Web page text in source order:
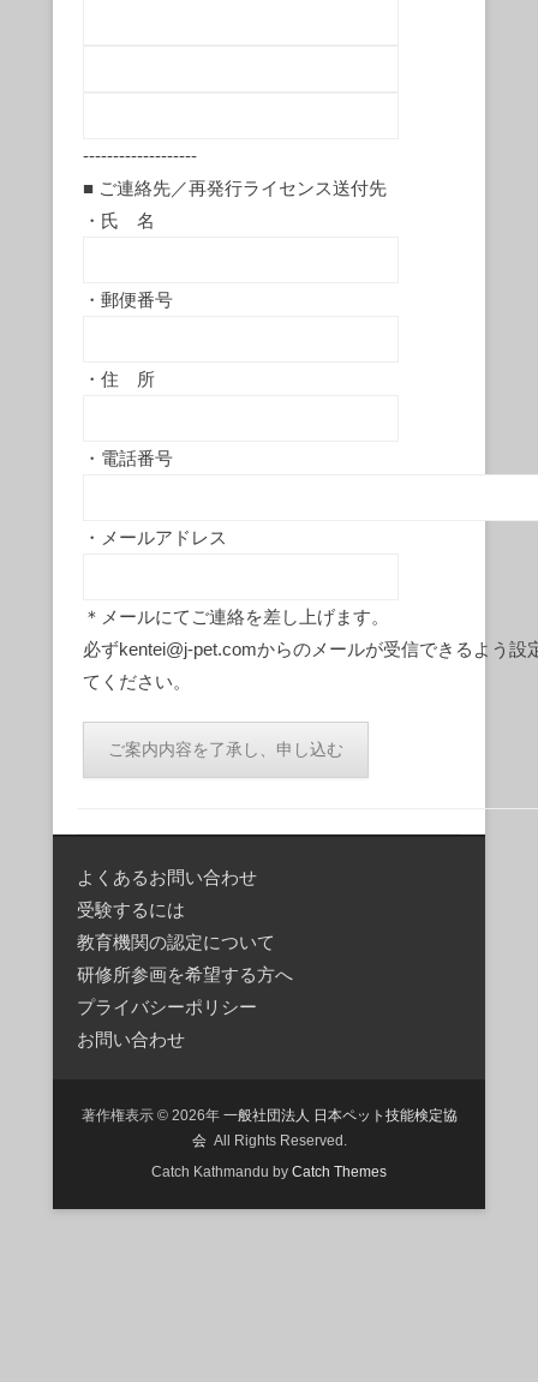
-------------------
■ ご連絡先／再発行ライセンス送付先
・氏 名
・郵便番号
・住 所
・電話番号
・メールアドレス
＊メールにてご連絡を差し上げます。
必ずkentei@j-pet.comからのメールが受信できるよう設
てください。
よくあるお問い合わせ
受験するには
教育機関の認定について
研修所参画を希望する方へ
プライバシーポリシー
お問い合わせ
著作権表示 © 2026年 一般社団法人 日本ペット技能検定協
会All Rights Reserved.
Catch Kathmandu by Catch Themes